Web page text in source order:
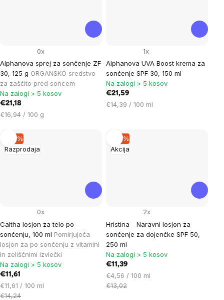
Alphanova sprej za sončenje ZF
30, 125 g ORGANSKO sredstvo
za zaščito pred soncem
0x
Na zalogi > 5 kosov
€21,18
Cena
enoto:
€16,94 / 100 g
Alphanova UVA Boost krema za
sončenje SPF 30, 150 ml
1x
Na zalogi > 5 kosov
€21,59
Cena
€14,39 / 100 ml
Razprodaja
–18 %
Caltha losjon za telo po
sončenju, 100 ml Pomirjujoča
losjon za po sončenju z vitamini
in zeliščnimi izvlečki
0x
Na zalogi > 5 kosov
€11,61
Cena
na
€11,61 / 100 ml
€14,24
Akcija
–12 %
Hristina - Naravni losjon za
sončenje za dojenčke SPF 50,
250 ml
2x
Na zalogi > 5 kosov
€11,39
Cena
na
€4,56 / 100 ml
€13,02